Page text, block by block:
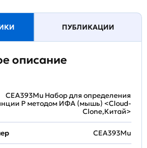
ПУБЛИКАЦИИ
описание
CEA393Mu Набор для определения
P методом ИФА (мышь) <Cloud-
Clone,Китай>
CEA393Mu